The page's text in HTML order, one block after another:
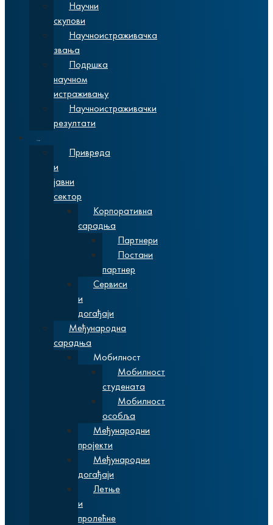
Научни
скупови
Научноистраживачка
звања
Подршка
научном
истраживању
Научноистраживачки
резултати
Привреда
и
јавни
сектор
Корпоративна
сарадња
Партнери
Постани
партнер
Сервиси
и
догађаји
Међународна
сарадња
Мобилност
Мобилност
студената
Мобилност
особља
Међународни
пројекти
Међународни
догађаји
Летње
и
пролећне